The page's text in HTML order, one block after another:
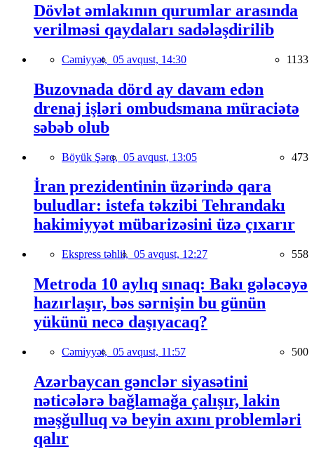
Dövlət əmlakının qurumlar arasında
verilməsi qaydaları sadələşdirilib
Cəmiyyət, 05 avqust, 14:30 1133
Buzovnada dörd ay davam edən
drenaj işləri ombudsmana müraciətə
səbəb olub
Böyük Şərq, 05 avqust, 13:05 473
İran prezidentinin üzərində qara
buludlar: istefa təkzibi Tehrandakı
hakimiyyət mübarizəsini üzə çıxarır
Ekspress təhlil, 05 avqust, 12:27 558
Metroda 10 aylıq sınaq: Bakı gələcəyə
hazırlaşır, bəs sərnişin bu günün
yükünü necə daşıyacaq?
Cəmiyyət, 05 avqust, 11:57 500
Azərbaycan gənclər siyasətini
nəticələrə bağlamağa çalışır, lakin
məşğulluq və beyin axını problemləri
qalır